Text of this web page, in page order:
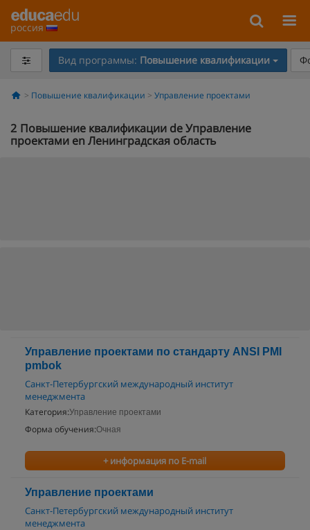
россия
Вид программы: Повышение квалификации
Повышение квалификации Управление проектами
2 Повышение квалификации de Управление
проектами en Ленинградская область
Управление проектами по cтандарту ANSI PMI
pmbok
Санкт-Петербургский международный институт
менеджмента
Категория:Управление проектами
Форма обучения:Очная
+ информация по E-mail
Управление проектами
Санкт-Петербургский международный институт
менеджмента